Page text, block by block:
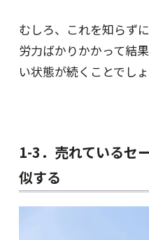
むしろ、これを知らず
労力ばかりかかって結
い状態が続くことでしょ
1-3．売れているセ
似する